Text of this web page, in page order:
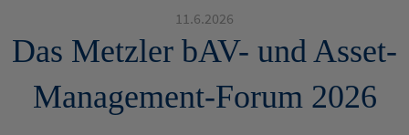
11.6.2026
Das Metzler bAV- und Asset-
Management-Forum 2026